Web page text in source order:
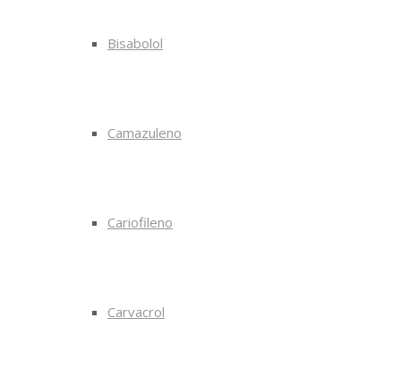
Bisabolol
Camazuleno
Cariofileno
Carvacrol